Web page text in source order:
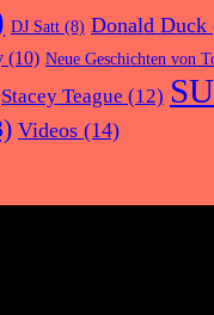
DJ Satt (8) Donald Duck
(10) Neue Geschichten von
Stacey Teague (12)
Videos (14)